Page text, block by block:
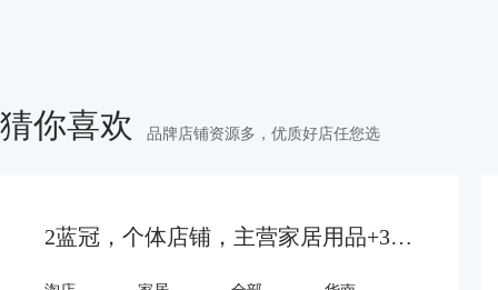
猜你喜欢 品牌店铺资源多，优质好店任您选
2蓝冠，个体店铺，主营家居用品+3c数码， 名字好听...…